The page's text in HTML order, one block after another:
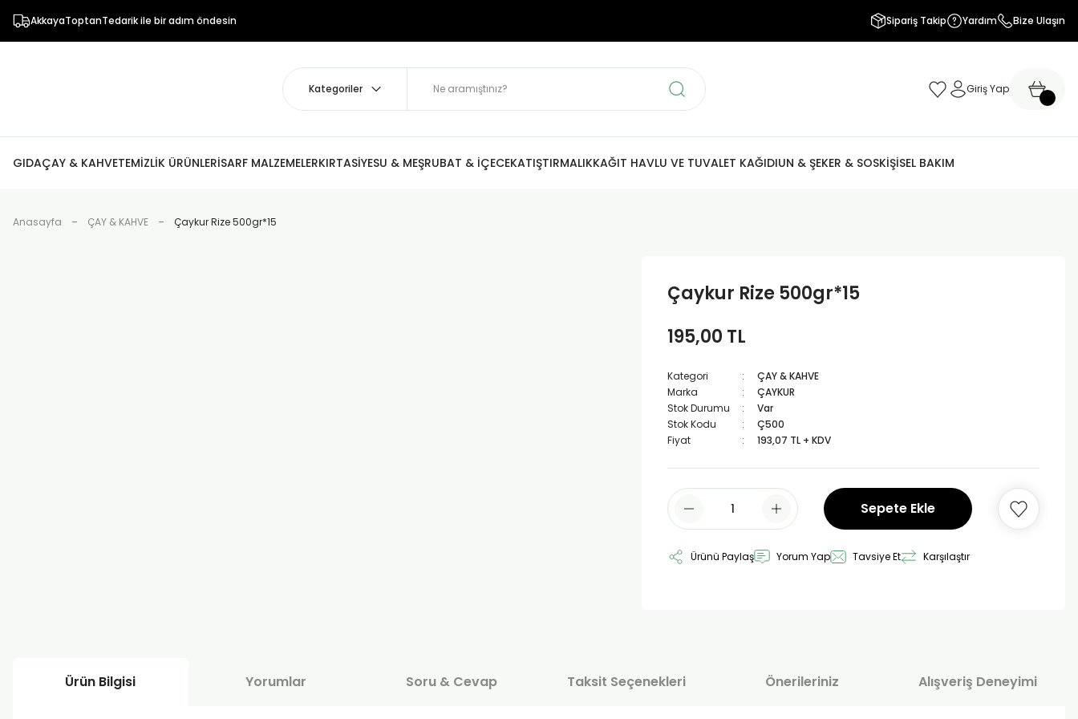
AkkayaToptanTedarik ile bir adım öndesin Sipariş Takip Yardım Bize Ulaşın
Giriş Yap
GIDAÇAY & KAHVETEMİZLİK ÜRÜNLERİSARF MALZEMELERKIRTASİYESU & MEŞRUBAT & İÇECEKATIŞTIRMALIKKAĞIT HAVLU VE TUVALET KAĞIDIUN & ŞEKER & SOSKİŞİSEL BAKIM
Anasayfa ÇAY & KAHVE Çaykur Rize 500gr*15
Çaykur Rize 500gr*15
195,00 TL
Kategori
ÇAY & KAHVE
Marka
ÇAYKUR
Stok Durumu
Var
Stok Kodu
Ç500
Fiyat
193,07 TL + KDV
Sepete Ekle
Ürünü Paylaş Yorum Yap Tavsiye Et Karşılaştır
Ürün Bilgisi Yorumlar Soru & Cevap Taksit Seçenekleri Önerileriniz Alışveriş Deneyimi